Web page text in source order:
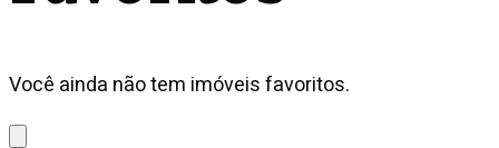
Você ainda não tem imóveis favoritos.